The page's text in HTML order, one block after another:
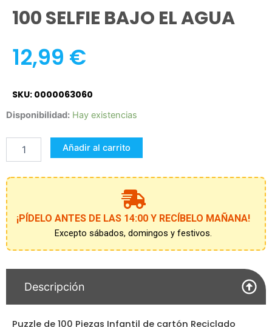
100 SELFIE BAJO EL AGUA
12,99 €
SKU: 0000063060
Disponibilidad: Hay existencias
100
BAJO
AGUA
Añadir al carrito
¡PÍDELO ANTES DE LAS 14:00 Y RECÍBELO MAÑANA!
Excepto sábados, domingos y festivos.
Descripción
Puzzle de 100 Piezas Infantil de cartón Reciclado